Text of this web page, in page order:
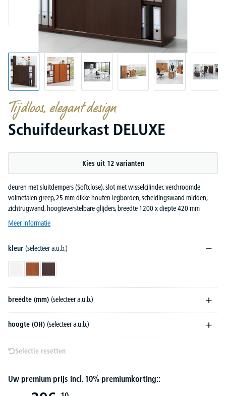
Tijdloos, elegant design
Schuifdeurkast DELUXE
Kies uit 12 varianten
deuren met sluitdempers (Softclose), slot met wisselcilinder, verchroomde
volmetalen greep, 25 mm dikke houten legborden, scheidingswand midden,
zichtrugwand, hoogteverstelbare glijders, breedte 1200 x diepte 420 mm
Meer informatie
kleur (selecteer a.u.b.)
breedte (mm) (selecteer a.u.b.)
hoogte (OH) (selecteer a.u.b.)
Selectie resetten
Uw premium prijs incl. 10% premiumkorting::